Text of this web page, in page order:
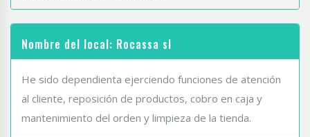
Nombre del local: Rocassa sl
He sido dependienta ejerciendo funciones de atención
al cliente, reposición de productos, cobro en caja y
mantenimiento del orden y limpieza de la tienda.